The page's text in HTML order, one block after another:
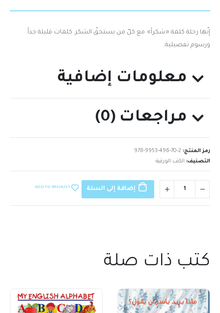
إنّها رحلة كلمة‮ «‬شكراً‮» مع كلّ من يستحقّ الشكر. ‬كلمات قليلة جداً‮
‬ورسوم تفصيلية‮.‬
معلومات إضافية
مراجعات (0)
رمز المنتج: 978-9953-496-70-2
التصنيف: الكتب الورقية
إضافة إلى السلة ADD TO WISHLIST
كتب ذات صلة